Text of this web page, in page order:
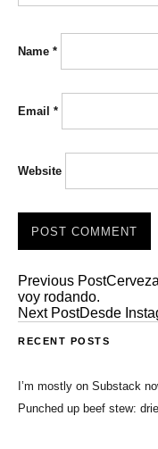
Name *
Email *
Website
Previous Post
voy rodando.
Next PostDesde
RECENT POSTS
I’m mostly on Substack
Punched up beef stew: